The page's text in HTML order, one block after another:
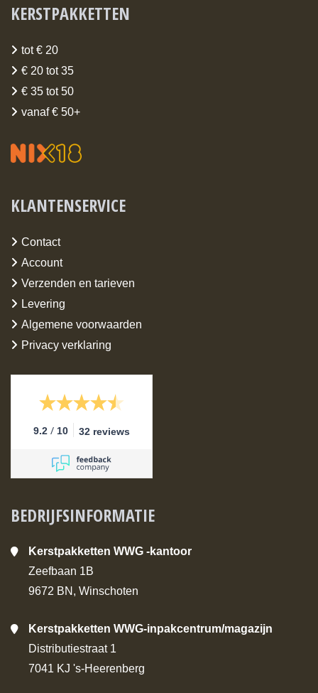
KERSTPAKKETTEN
tot € 20
€ 20 tot 35
€ 35 tot 50
vanaf € 50+
KLANTENSERVICE
Contact
Account
Verzenden en tarieven
Levering
Algemene voorwaarden
Privacy verklaring
9.2 / 10 32 reviews
BEDRIJFSINFORMATIE
Kerstpakketten WWG -kantoor
Zeefbaan 1B
9672 BN, Winschoten
Kerstpakketten WWG-inpakcentrum/magazijn
Distributiestraat 1
7041 KJ 's-Heerenberg